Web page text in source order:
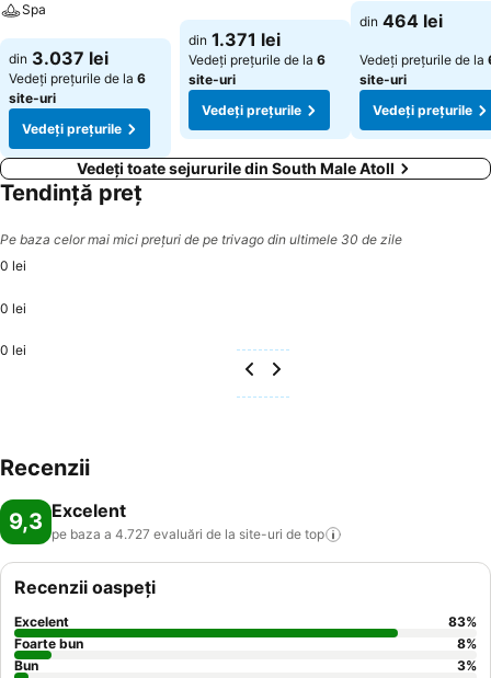
Spa
Vedeți prețurile
din 3.037 lei
Vedeți prețurile de la 6
site-uri
Vedeți prețurile
Vedeți prețurile
din 1.371 lei
Vedeți prețurile de la 6
site-uri
Vedeți prețurile
Vedeți prețurile
din 464 lei
Vedeți prețurile de la
site-uri
Vedeți prețurile
Vedeți toate sejururile din South Male Atoll
Tendință preț
Pe baza celor mai mici prețuri de pe trivago din ultimele 30 de zile
0 lei
0 lei
0 lei
Recenzii
9,3 Excelent
pe baza a 4.727 evaluări de la site-uri de top
Recenzii oaspeți
Excelent 83%
Foarte bun
8%
Bun
3%